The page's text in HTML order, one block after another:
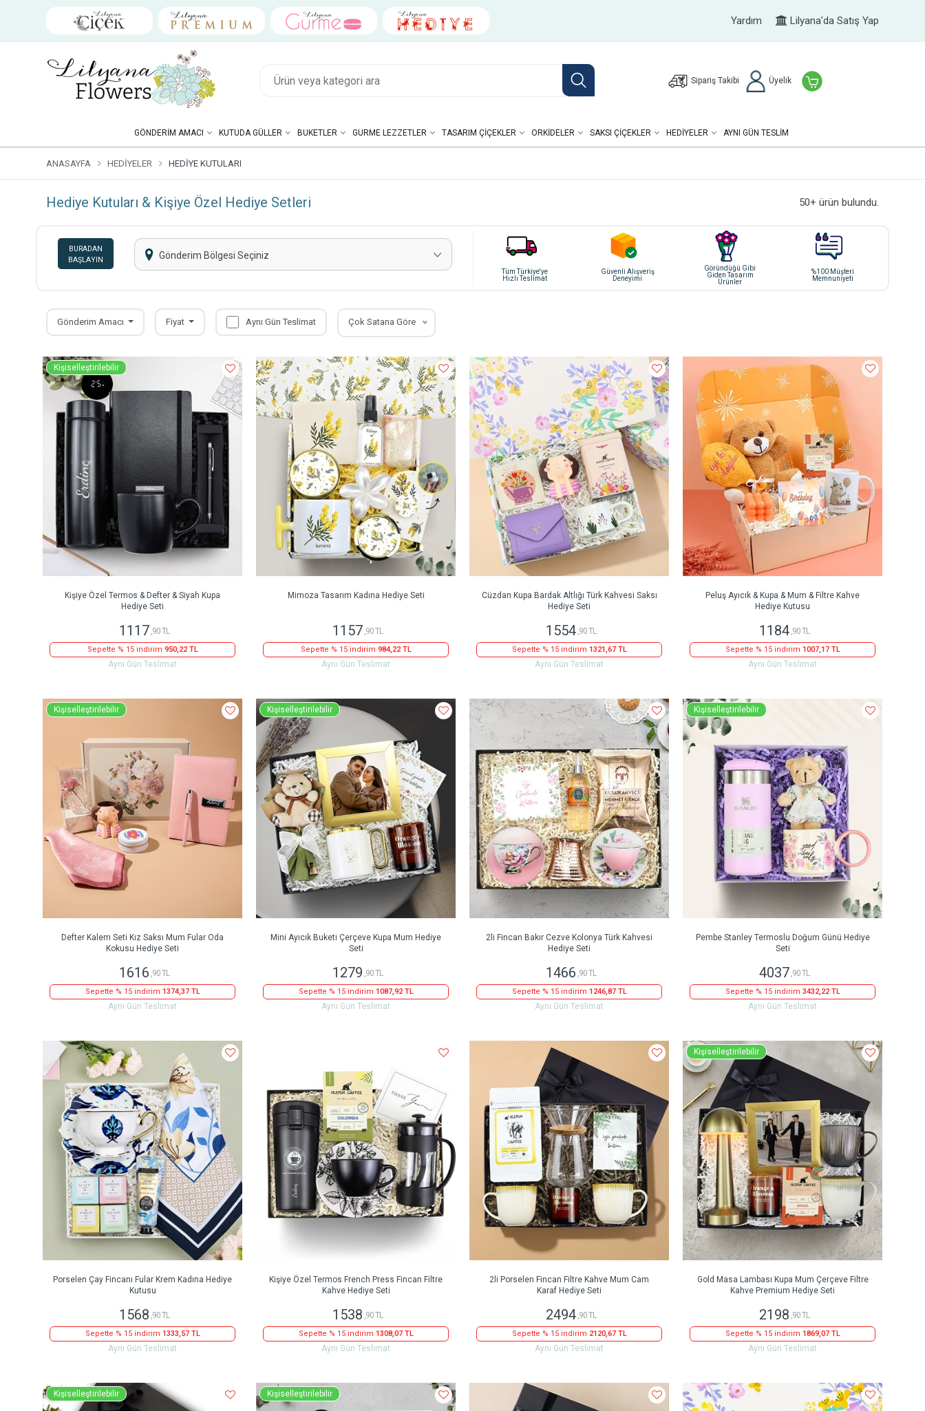
Yardım Lilyana'da Satış Yap
Sipariş Takibi Üyelik
GÖNDERIM AMACI KUTUDA GÜLLER BUKETLER GURME LEZZETLER TASARIM ÇIÇEKLER ORKIDELER SAKSI ÇIÇEKLER HEDIYELER AYNI GÜN TESLİM
ANASAYFA HEDIYELER HEDIYE KUTULARI
Hediye Kutuları & Kişiye Özel Hediye Setleri 50+ ürün bulundu.
BURADAN
BAŞLAYIN
Gönderim Bölgesi Seçiniz
Tüm Türkiye'ye
Hızlı Teslimat
Güvenli Alışveriş
Deneyimi
Göründüğü Gibi
Giden Tasarım
Ürünler
%100 Müşteri
Memnuniyeti
Gönderim Amacı Fiyat Aynı Gün Teslimat Çok Satana Göre
Kişiselleştirilebilir
Kişiye Özel Termos & Defter & Siyah Kupa
Hediye Seti
1117 ,90 TL
Sepette % 15 indirim 950,22 TL
Aynı Gün Teslimat
Mimoza Tasarım Kadına Hediye Seti
1157 ,90 TL
Sepette % 15 indirim 984,22 TL
Aynı Gün Teslimat
Cüzdan Kupa Bardak Altlığı Türk Kahvesi Saksı
Hediye Seti
1554 ,90 TL
Sepette % 15 indirim 1321,67 TL
Aynı Gün Teslimat
Peluş Ayıcık & Kupa & Mum & Filtre Kahve
Hediye Kutusu
1184 ,90 TL
Sepette % 15 indirim 1007,17 TL
Aynı Gün Teslimat
Kişiselleştirilebilir
Defter Kalem Seti Kız Saksı Mum Fular Oda
Kokusu Hediye Seti
1616 ,90 TL
Sepette % 15 indirim 1374,37 TL
Aynı Gün Teslimat
Kişiselleştirilebilir
Mini Ayıcık Buketi Çerçeve Kupa Mum Hediye
Seti
1279 ,90 TL
Sepette % 15 indirim 1087,92 TL
Aynı Gün Teslimat
2li Fincan Bakır Cezve Kolonya Türk Kahvesi
Hediye Seti
1466 ,90 TL
Sepette % 15 indirim 1246,87 TL
Aynı Gün Teslimat
Kişiselleştirilebilir
Pembe Stanley Termoslu Doğum Günü Hediye
Seti
4037 ,90 TL
Sepette % 15 indirim 3432,22 TL
Aynı Gün Teslimat
Porselen Çay Fincanı Fular Krem Kadına Hediye
Kutusu
1568 ,90 TL
Sepette % 15 indirim 1333,57 TL
Aynı Gün Teslimat
Kişiye Özel Termos French Press Fincan Filtre
Kahve Hediye Seti
1538 ,90 TL
Sepette % 15 indirim 1308,07 TL
Aynı Gün Teslimat
2li Porselen Fincan Filtre Kahve Mum Cam
Karaf Hediye Seti
2494 ,90 TL
Sepette % 15 indirim 2120,67 TL
Aynı Gün Teslimat
Kişiselleştirilebilir
Gold Masa Lambası Kupa Mum Çerçeve Filtre
Kahve Premium Hediye Seti
2198 ,90 TL
Sepette % 15 indirim 1869,07 TL
Aynı Gün Teslimat
Kişiselleştirilebilir Kişiselleştirilebilir